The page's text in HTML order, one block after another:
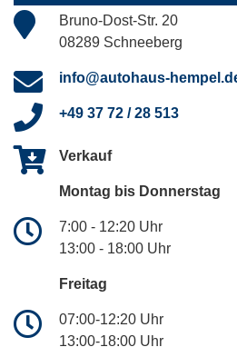
Bruno-Dost-Str. 20
08289 Schneeberg
info@autohaus-
+49 37 72 / 28 513
Verkauf
Montag bis Donnerstag
7:00 - 12:20 Uhr
13:00 - 18:00 Uhr
Freitag
07:00-12:20 Uhr
13:00-18:00 Uhr